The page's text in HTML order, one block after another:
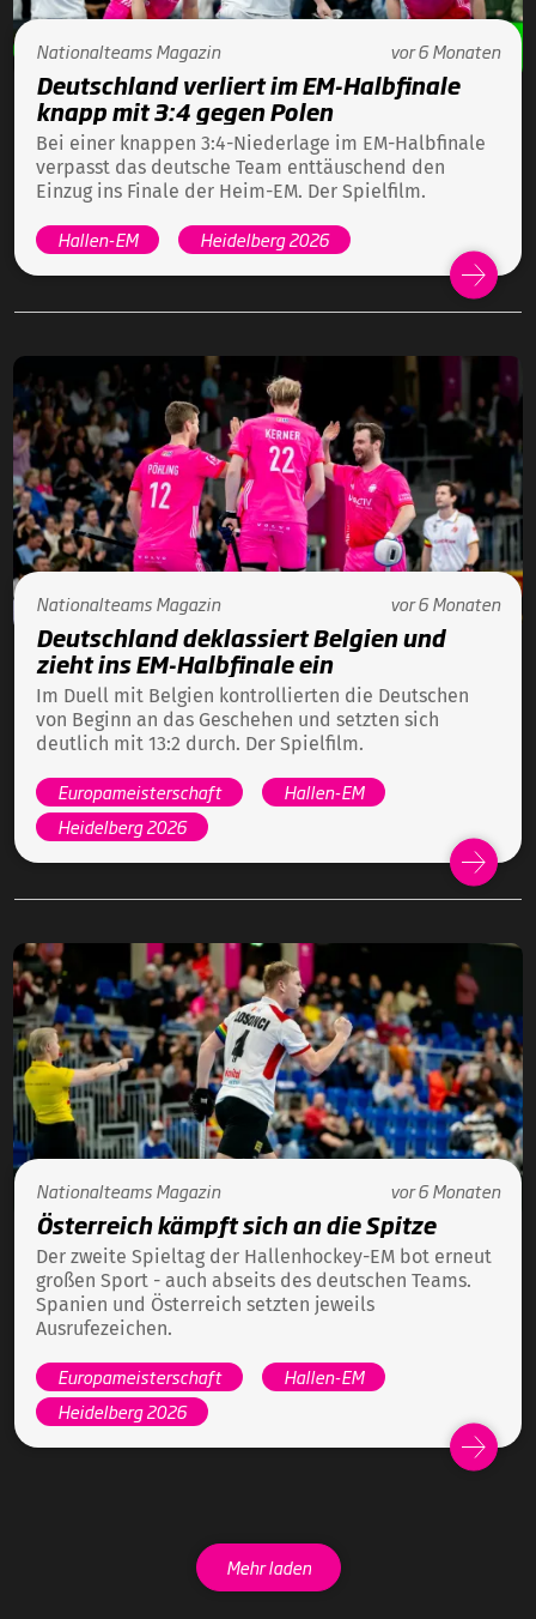
NationalteamsMagazin vor 6 Monaten
Deutschland verliert im EM-Halbfinale
knapp mit 3:4 gegen Polen
Bei einer knappen 3:4-Niederlage im EM-Halbfinale
verpasst das deutsche Team enttäuschend den
Einzug ins Finale der Heim-EM. Der Spielfilm.
Hallen-EM Heidelberg 2026
NationalteamsMagazin vor 6 Monaten
Deutschland deklassiert Belgien und
zieht ins EM-Halbfinale ein
Im Duell mit Belgien kontrollierten die Deutschen
von Beginn an das Geschehen und setzten sich
deutlich mit 13:2 durch. Der Spielfilm.
Europameisterschaft
Hallen-EM
Heidelberg 2026
NationalteamsMagazin vor 6 Monaten
Österreich kämpft sich an die Spitze
Der zweite Spieltag der Hallenhockey-EM bot erneut
großen Sport - auch abseits des deutschen Teams.
Spanien und Österreich setzten jeweils
Ausrufezeichen.
Europameisterschaft
Hallen-EM
Heidelberg 2026
Mehr laden